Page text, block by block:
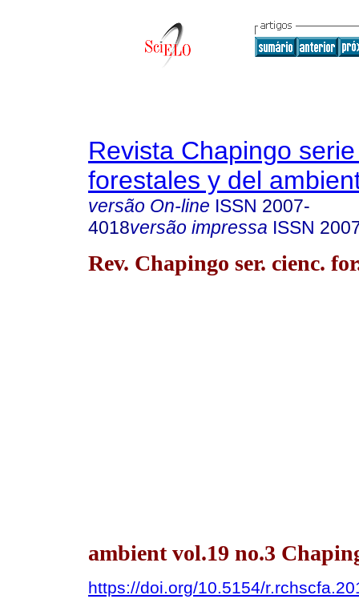
Revista Chapingo
forestales y del
versão On-line ISSN 2007-
4018versão impressa ISSN
Rev. Chapingo ser. cienc.
ambient vol.19 no.3
https://doi.org/10.5154/